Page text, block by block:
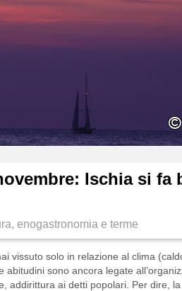
Ischia si fa
enogastronomia e terme
vissuto solo in relazione al clima
abitudini sono ancora legate
addirittura ai detti popolari. Per dire,